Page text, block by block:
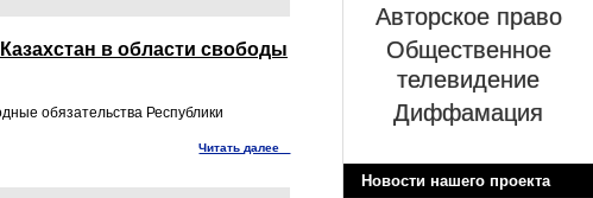
Авторское право
Общественное
телевидение
Диффамация
Новости нашего проекта
в области свободы
обязательства Республики
Читать далее